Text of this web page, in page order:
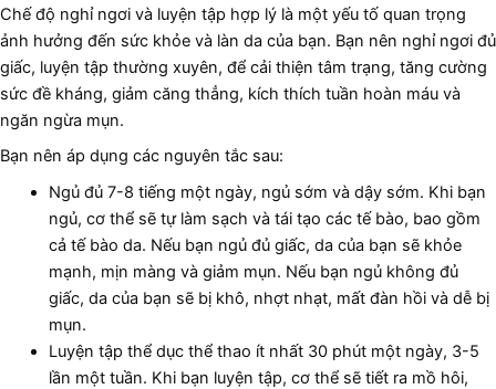
Chế độ nghỉ ngơi và luyện tập hợp lý là một yếu tố quan trọng
ảnh hưởng đến sức khỏe và làn da của bạn. Bạn nên nghỉ ngơi đủ
giấc, luyện tập thường xuyên, để cải thiện tâm trạng, tăng cường
sức đề kháng, giảm căng thẳng, kích thích tuần hoàn máu và
ngăn ngừa mụn.
Bạn nên áp dụng các nguyên tắc sau:
Ngủ đủ 7-8 tiếng một ngày, ngủ sớm và dậy sớm. Khi bạn
ngủ, cơ thể sẽ tự làm sạch và tái tạo các tế bào, bao gồm
cả tế bào da. Nếu bạn ngủ đủ giấc, da của bạn sẽ khỏe
mạnh, mịn màng và giảm mụn. Nếu bạn ngủ không đủ
giấc, da của bạn sẽ bị khô, nhợt nhạt, mất đàn hồi và dễ bị
mụn.
Luyện tập thể dục thể thao ít nhất 30 phút một ngày, 3-5
lần một tuần. Khi bạn luyện tập, cơ thể sẽ tiết ra mồ hôi,